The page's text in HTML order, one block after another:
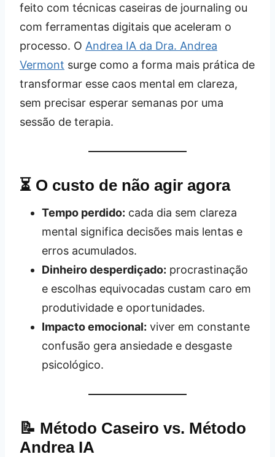
feito com técnicas caseiras de journaling ou
com ferramentas digitais que aceleram o
processo. O Andrea IA da Dra. Andrea
Vermont surge como a forma mais prática de
transformar esse caos mental em clareza,
sem precisar esperar semanas por uma
sessão de terapia.
⏳ O custo de não agir agora
Tempo perdido: cada dia sem clareza
mental significa decisões mais lentas e
erros acumulados.
Dinheiro desperdiçado: procrastinação
e escolhas equivocadas custam caro em
produtividade e oportunidades.
Impacto emocional: viver em constante
confusão gera ansiedade e desgaste
psicológico.
📝 Método Caseiro vs. Método
Andrea IA